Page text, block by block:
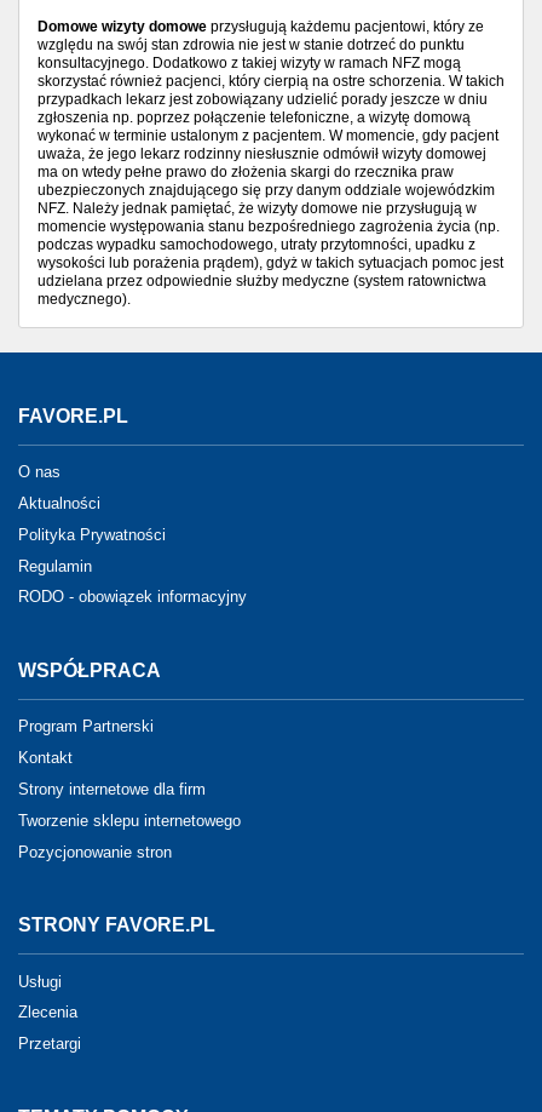
Domowe wizyty domowe przysługują każdemu pacjentowi, który ze
względu na swój stan zdrowia nie jest w stanie dotrzeć do punktu
konsultacyjnego. Dodatkowo z takiej wizyty w ramach NFZ mogą
skorzystać również pacjenci, który cierpią na ostre schorzenia. W takich
przypadkach lekarz jest zobowiązany udzielić porady jeszcze w dniu
zgłoszenia np. poprzez połączenie telefoniczne, a wizytę domową
wykonać w terminie ustalonym z pacjentem. W momencie, gdy pacjent
uważa, że jego lekarz rodzinny niesłusznie odmówił wizyty domowej
ma on wtedy pełne prawo do złożenia skargi do rzecznika praw
ubezpieczonych znajdującego się przy danym oddziale wojewódzkim
NFZ. Należy jednak pamiętać, że wizyty domowe nie przysługują w
momencie występowania stanu bezpośredniego zagrożenia życia (np.
podczas wypadku samochodowego, utraty przytomności, upadku z
wysokości lub porażenia prądem), gdyż w takich sytuacjach pomoc jest
udzielana przez odpowiednie służby medyczne (system ratownictwa
medycznego).
FAVORE.PL
O nas
Aktualności
Polityka Prywatności
Regulamin
RODO - obowiązek informacyjny
WSPÓŁPRACA
Program Partnerski
Kontakt
Strony internetowe dla firm
Tworzenie sklepu internetowego
Pozycjonowanie stron
STRONY FAVORE.PL
Usługi
Zlecenia
Przetargi